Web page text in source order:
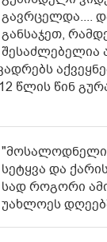
გავრცელდა....
განსაჯეთ,
შესაძლებელია
წლის წინ
სეტყვა და
სად როგორი
უახლოეს